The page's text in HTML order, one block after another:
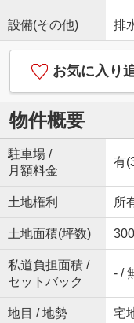
設備(その他) 排
お気に入り
物件概要
駐車場 /
月額料金
有
土地権利 所
土地面積(坪数)
私道負担面積 /
セットバック
- /
地目 / 地勢 宅